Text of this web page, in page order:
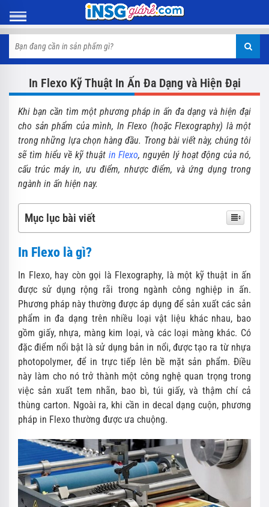
In Flexo Kỹ Thuật In Ấn Đa Dạng và Hiện Đại
Khi bạn cần tìm một phương pháp in ấn đa dạng và hiện đại
cho sản phẩm của mình, In Flexo (hoặc Flexography) là một
trong những lựa chọn hàng đầu. Trong bài viết này, chúng tôi
sẽ tìm hiểu về kỹ thuật in Flexo, nguyên lý hoạt động của nó,
cấu trúc máy in, ưu điểm, nhược điểm, và ứng dụng trong
ngành in ấn hiện nay.
Mục lục bài viết
In Flexo là gì?
In Flexo, hay còn gọi là Flexography, là một kỹ thuật in ấn
được sử dụng rộng rãi trong ngành công nghiệp in ấn.
Phương pháp này thường được áp dụng để sản xuất các sản
phẩm in đa dạng trên nhiều loại vật liệu khác nhau, bao
gồm giấy, nhựa, màng kim loại, và các loại màng khác. Có
đặc điểm nổi bật là sử dụng bản in nổi, được tạo ra từ nhựa
photopolymer, để in trực tiếp lên bề mặt sản phẩm. Điều
này làm cho nó trở thành một công nghệ quan trọng trong
việc sản xuất tem nhãn, bao bì, túi giấy, và thậm chí cả
thùng carton. Ngoài ra, khi cần in decal dạng cuộn, phương
pháp in Flexo thường được ưa chuộng.